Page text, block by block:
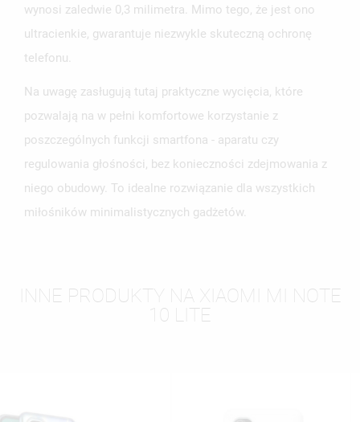
wynosi zaledwie 0,3 milimetra. Mimo tego, że jest ono
ultracienkie, gwarantuje niezwykle skuteczną ochronę
telefonu.
Na uwagę zasługują tutaj praktyczne wycięcia, które
pozwalają na w pełni komfortowe korzystanie z
poszczególnych funkcji smartfona - aparatu czy
regulowania głośności, bez konieczności zdejmowania z
niego obudowy. To idealne rozwiązanie dla wszystkich
miłośników minimalistycznych gadżetów.
INNE PRODUKTY NA XIAOMI MI NOTE
10 LITE